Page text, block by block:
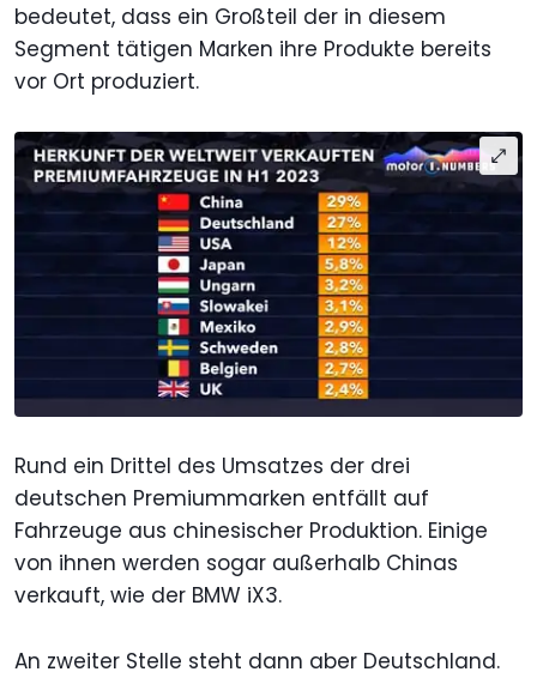
bedeutet, dass ein Großteil der in diesem
Segment tätigen Marken ihre Produkte bereits
vor Ort produziert.
Rund ein Drittel des Umsatzes der drei
deutschen Premiummarken entfällt auf
Fahrzeuge aus chinesischer Produktion. Einige
von ihnen werden sogar außerhalb Chinas
verkauft, wie der BMW iX3.
An zweiter Stelle steht dann aber Deutschland.